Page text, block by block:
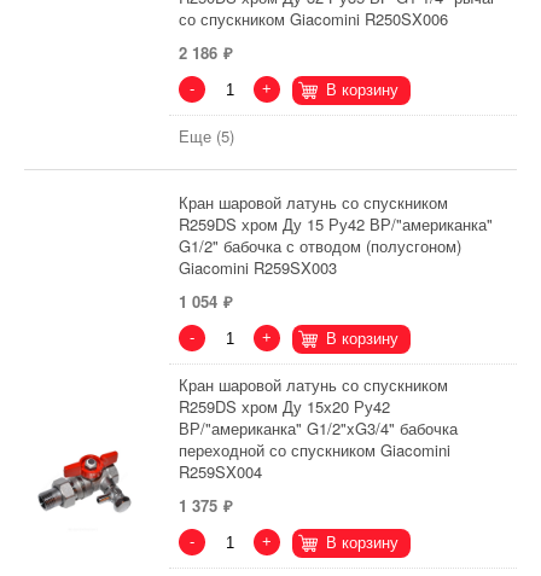
со спускником Giacomini R250SX006
2 186
- + В корзину
Еще (5)
Кран шаровой латунь со спускником
R259DS хром Ду 15 Ру42 ВР/"американка"
G1/2" бабочка с отводом (полусгоном)
Giacomini R259SX003
1 054
- + В корзину
Кран шаровой латунь со спускником
R259DS хром Ду 15х20 Ру42
ВР/"американка" G1/2"xG3/4" бабочка
переходной со спускником Giacomini
R259SX004
1 375
- + В корзину